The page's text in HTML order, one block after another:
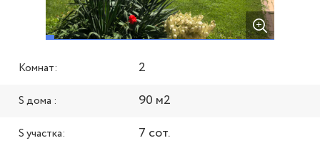
Комнат: 2
S дома : 90 м2
S участка: 7 сот.